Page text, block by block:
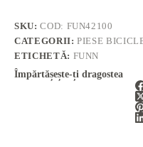
SKU:COD: FUN42100
CATEGORII:PIESE
ETICHETĂ: FUNN
Împărtășește-ți dragostea